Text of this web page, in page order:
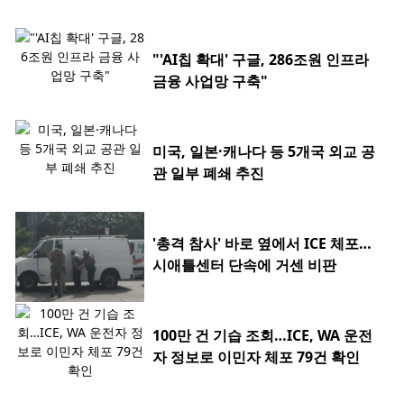
"'AI칩 확대' 구글, 286조원 인프라
금융 사업망 구축"
미국, 일본·캐나다 등 5개국 외교 공
관 일부 폐쇄 추진
'총격 참사' 바로 옆에서 ICE 체포…
시애틀센터 단속에 거센 비판
100만 건 기습 조회…ICE, WA 운전
자 정보로 이민자 체포 79건 확인